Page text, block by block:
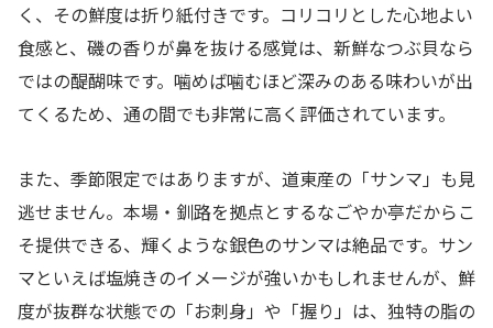
く、その鮮度は折り紙付きです。コリコリとした心地よい
食感と、磯の香りが鼻を抜ける感覚は、新鮮なつぶ貝なら
ではの醍醐味です。噛めば噛むほど深みのある味わいが出
てくるため、通の間でも非常に高く評価されています。
また、季節限定ではありますが、道東産の「サンマ」も見
逃せません。本場・釧路を拠点とするなごやか亭だからこ
そ提供できる、輝くような銀色のサンマは絶品です。サン
マといえば塩焼きのイメージが強いかもしれませんが、鮮
度が抜群な状態での「お刺身」や「握り」は、独特の脂の